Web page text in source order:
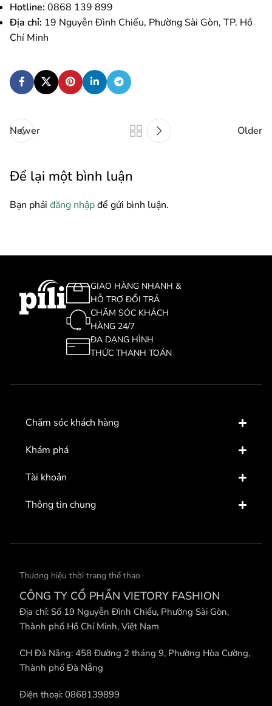
Hotline: 0868 139 899
Địa chỉ: 19 Nguyễn Đình Chiểu, Phường Sài Gòn, TP. Hồ
Chí Minh
Newer Older
Để lại một bình luận
Bạn phải đăng nhậpđể gửi bình luận.
GIAO HÀNG NHANH &
HỖ TRỢ ĐỔI TRẢ
CHĂM SÓC KHÁCH
HÀNG 24/7
ĐA DẠNG HÌNH
THỨC THANH TOÁN
Chăm sóc khách hàng
Khám phá
Tài khoản
Thông tin chung
Thương hiệu thời trang thể thao
CÔNG TY CỔ PHẦN VIETORY FASHION
Địa chỉ: Số 19 Nguyễn Đình Chiểu, Phường Sài Gòn,
Thành phố Hồ Chí Minh, Việt Nam
CH Đà Nẵng: 458 Đường 2 tháng 9, Phường Hòa Cường,
Thành phố Đà Nẵng
Điện thoại: 0868139899